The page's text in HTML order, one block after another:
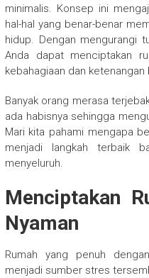
minimalis. Konsep ini
hal-hal yang benar-benar
hidup. Dengan mengurangi
Anda dapat menciptakan
kebahagiaan dan ketenangan
Banyak orang merasa
ada habisnya sehingga
Mari kita pahami mengapa
menjadi langkah terbaik
menyeluruh.
Menciptakan
Nyaman
Rumah yang penuh
menjadi sumber stres